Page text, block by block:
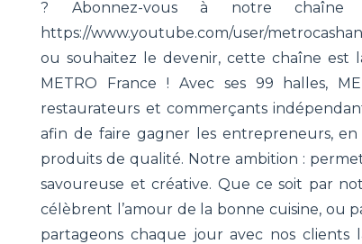
? Abonnez-vous à notre
https://www.youtube.com/user/
ou souhaitez le devenir, cette chaîne est
METRO France ! Avec ses 99 halles,
restaurateurs et commerçants
afin de faire gagner les entrepreneurs,
produits de qualité. Notre ambition :
savoureuse et créative. Que ce soit par
célèbrent l’amour de la bonne cuisine, ou
partageons chaque jour avec nos clients